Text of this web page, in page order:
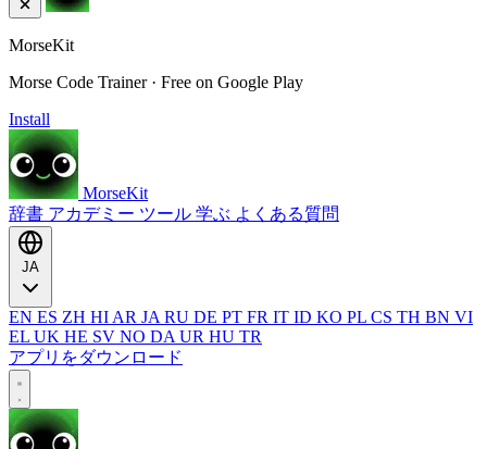
MorseKit
Morse Code Trainer · Free on Google Play
Install
MorseKit
辞書 アカデミー ツール 学ぶ よくある質問
EN ES ZH HI AR JA RU DE PT FR IT ID KO PL CS TH BN VI
EL UK HE SV NO DA UR HU TR
アプリをダウンロード